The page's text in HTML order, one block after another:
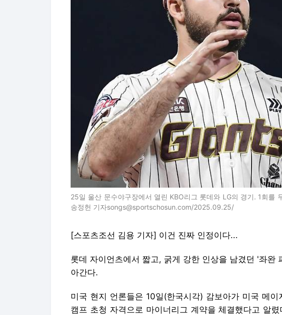
25일 울산 문수야구장에서 열린 KBO리그 롯데와 LG의 경기. 1회를
송정헌 기자songs@sportschosun.com/2025.09.25/
[스포츠조선 김용 기자] 이건 진짜 인정이다...
롯데 자이언츠에서 짧고, 굵게 강한 인상을 남겼던 '좌완
아간다.
미국 현지 언론들은 10일(한국시각) 감보아가 미국 메
캠프 초청 자격으로 마이너리그 계약을 체결했다고 알